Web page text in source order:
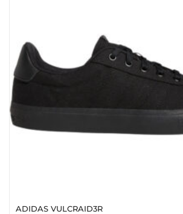
ADIDAS VULCRAID3R